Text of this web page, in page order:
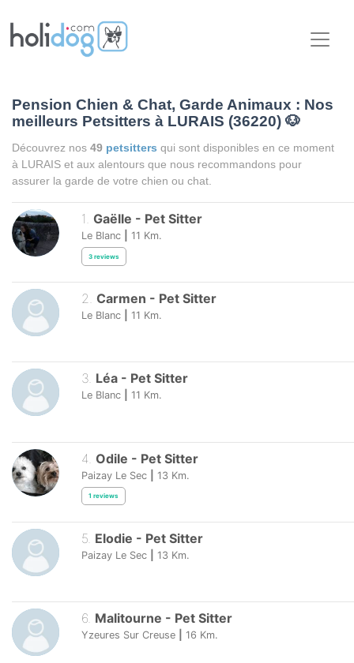
Pension Chien & Chat, Garde Animaux : Nos
meilleurs Petsitters à LURAIS (36220) 🐶
Découvrez nos 49 petsitters qui sont disponibles en ce moment
à LURAIS et aux alentours que nous recommandons pour
assurer la garde de votre chien ou chat.
1. Gaëlle - Pet Sitter
Le Blanc 11 Km.
3 reviews
2. Carmen - Pet Sitter
Le Blanc 11 Km.
3. Léa - Pet Sitter
Le Blanc 11 Km.
4 Odile - Pet Sitter
Paizay Le Sec 13 Km.
1 reviews
5 Elodie - Pet Sitter
Paizay Le Sec 13 Km.
6. Malitourne - Pet Sitter
Yzeures Sur Creuse 16 Km.